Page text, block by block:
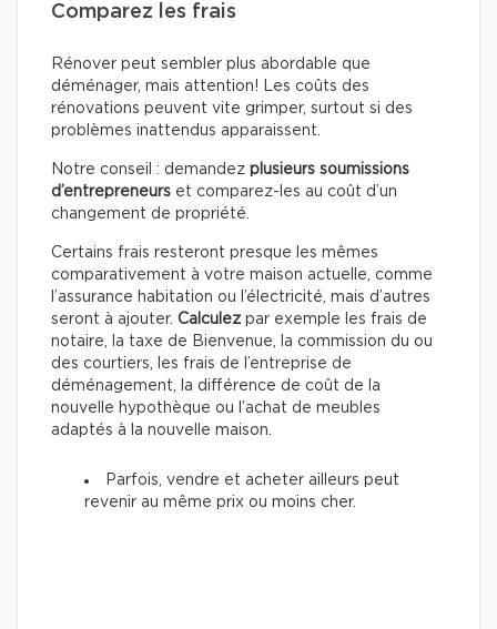
Comparez les frais
Rénover peut sembler plus abordable que
déménager, mais attention! Les coûts des
rénovations peuvent vite grimper, surtout si des
problèmes inattendus apparaissent.
Notre conseil : demandez plusieurs soumissions
d’entrepreneurs et comparez-les au coût d’un
changement de propriété.
Certains frais resteront presque les mêmes
comparativement à votre maison actuelle, comme
l’assurance habitation ou l’électricité, mais d’autres
seront à ajouter. Calculez par exemple les frais de
notaire, la taxe de Bienvenue, la commission du ou
des courtiers, les frais de l’entreprise de
déménagement, la différence de coût de la
nouvelle hypothèque ou l’achat de meubles
adaptés à la nouvelle maison.
Parfois, vendre et acheter ailleurs peut
revenir au même prix ou moins cher.